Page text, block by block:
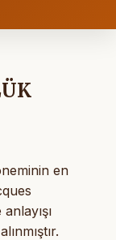
en